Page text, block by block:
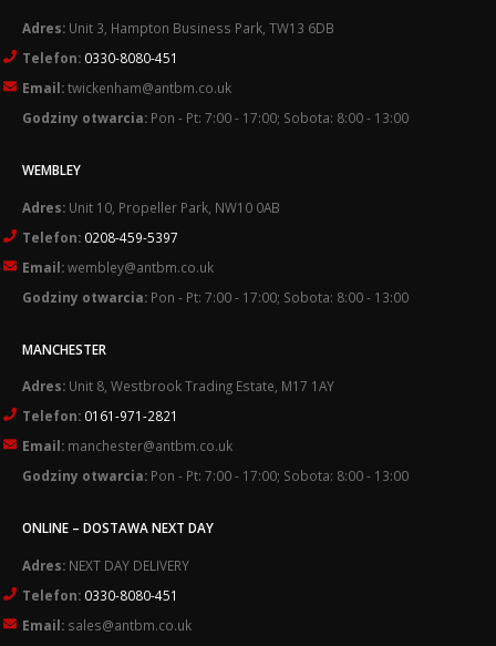
Adres: Unit 3, Hampton Business Park, TW13 6DB
Telefon: 0330-8080-451
Email:twickenham@antbm.co.uk
Godziny otwarcia: Pon - Pt: 7:00 - 17:00; Sobota: 8:00 - 13:00
WEMBLEY
Adres: Unit 10, Propeller Park, NW10 0AB
Telefon: 0208-459-5397
Email:wembley@antbm.co.uk
Godziny otwarcia: Pon - Pt: 7:00 - 17:00; Sobota: 8:00 - 13:00
MANCHESTER
Adres: Unit 8, Westbrook Trading Estate, M17 1AY
Telefon: 0161-971-2821
Email: manchester@antbm.co.uk
Godziny otwarcia: Pon - Pt: 7:00 - 17:00; Sobota: 8:00 - 13:00
ONLINE – DOSTAWA NEXT DAY
Adres: NEXT DAY DELIVERY
Telefon: 0330-8080-451
Email: sales@antbm.co.uk